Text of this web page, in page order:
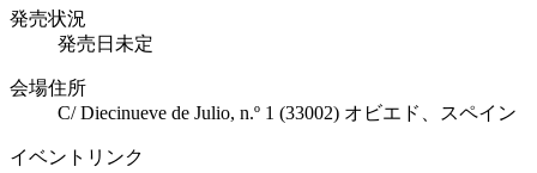
発売状況
発売日未定
会場住所
C/ Diecinueve de Julio, n.º 1 (33002) オビエド、スペイン
イベントリンク